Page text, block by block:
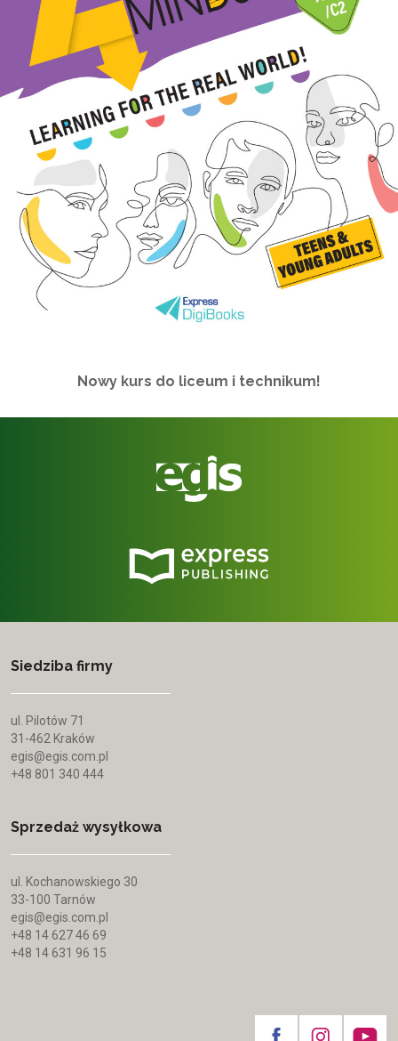
Nowy kurs do liceum i technikum!
Siedziba firmy
ul. Pilotów 71
31-462 Kraków
egis@egis.com.pl
+48 801 340 444
Sprzedaż wysyłkowa
ul. Kochanowskiego 30
33-100 Tarnów
egis@egis.com.pl
+48 14 627 46 69
+48 14 631 96 15